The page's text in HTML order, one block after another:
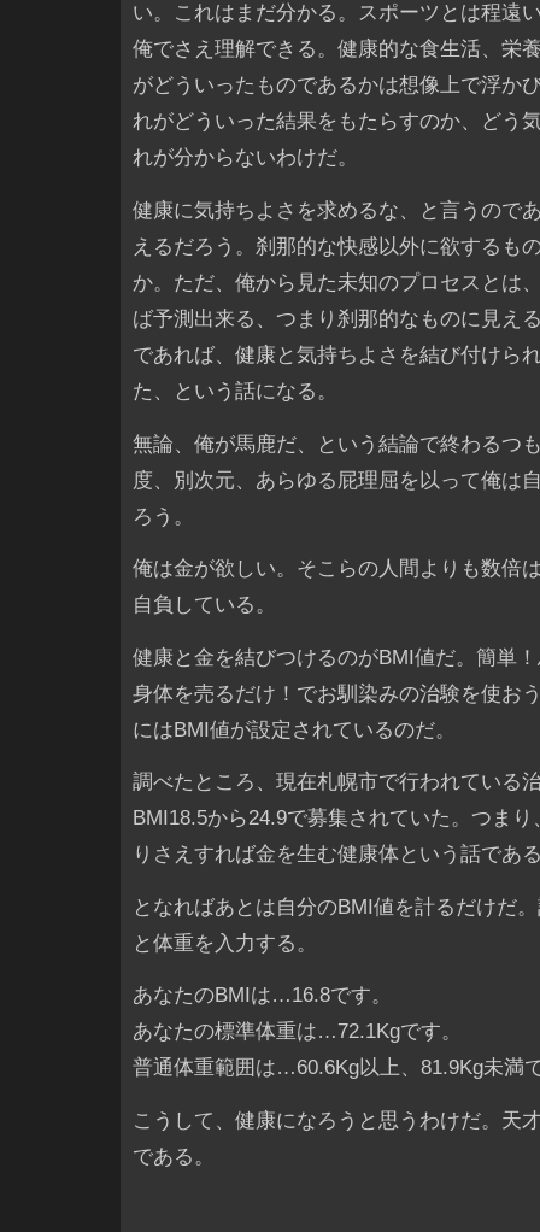
い。これはまだ分かる。スポーツとは程遠
俺でさえ理解できる。健康的な食生活、栄
がどういったものであるかは想像上で浮か
れがどういった結果をもたらすのか、どう
れが分からないわけだ。
健康に気持ちよさを求めるな、と言うので
えるだろう。刹那的な快感以外に欲するも
か。ただ、俺から見た未知のプロセスとは
ば予測出来る、つまり刹那的なものに見え
であれば、健康と気持ちよさを結び付けら
た、という話になる。
無論、俺が馬鹿だ、という結論で終わるつ
度、別次元、あらゆる屁理屈を以って俺は
ろう。
俺は金が欲しい。そこらの人間よりも数倍
自負している。
健康と金を結びつけるのがBMI値だ。簡単
身体を売るだけ！でお馴染みの治験を使お
にはBMI値が設定されているのだ。
調べたところ、現在札幌市で行われている
BMI18.5から24.9で募集されていた。つま
りさえすれば金を生む健康体という話であ
となればあとは自分のBMI値を計るだけだ
と体重を入力する。
あなたのBMIは…16.8です。
あなたの標準体重は…72.1Kgです。
普通体重範囲は…60.6Kg以上、81.9Kg未満
こうして、健康になろうと思うわけだ。天
である。